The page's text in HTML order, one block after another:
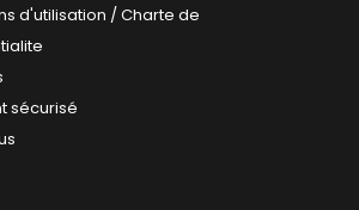
d'utilisation / Charte de
sécurisé